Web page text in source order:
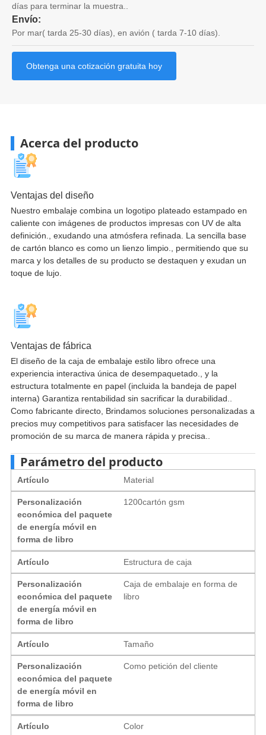
días para terminar la muestra..
Envío:
Por mar( tarda 25-30 días), en avión ( tarda 7-10 días).
Obtenga una cotización gratuita hoy
Acerca del producto
Ventajas del diseño
Nuestro embalaje combina un logotipo plateado estampado en
caliente con imágenes de productos impresas con UV de alta
definición., exudando una atmósfera refinada. La sencilla base
de cartón blanco es como un lienzo limpio., permitiendo que su
marca y los detalles de su producto se destaquen y exudan un
toque de lujo.
Ventajas de fábrica
El diseño de la caja de embalaje estilo libro ofrece una
experiencia interactiva única de desempaquetado., y la
estructura totalmente en papel (incluida la bandeja de papel
interna) Garantiza rentabilidad sin sacrificar la durabilidad..
Como fabricante directo, Brindamos soluciones personalizadas a
precios muy competitivos para satisfacer las necesidades de
promoción de su marca de manera rápida y precisa..
Parámetro del producto
Artículo Material
Personalización
económica del paquete
de energía móvil en
forma de libro
1200cartón gsm
Artículo Estructura de caja
Personalización
económica del paquete
de energía móvil en
forma de libro
Caja de embalaje en forma de
libro
Artículo Tamaño
Personalización
económica del paquete
de energía móvil en
forma de libro
Como petición del cliente
Artículo Color